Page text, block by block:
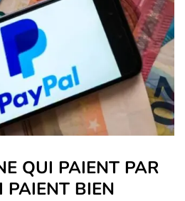
QUI PAIENT PAR
PAIENT BIEN